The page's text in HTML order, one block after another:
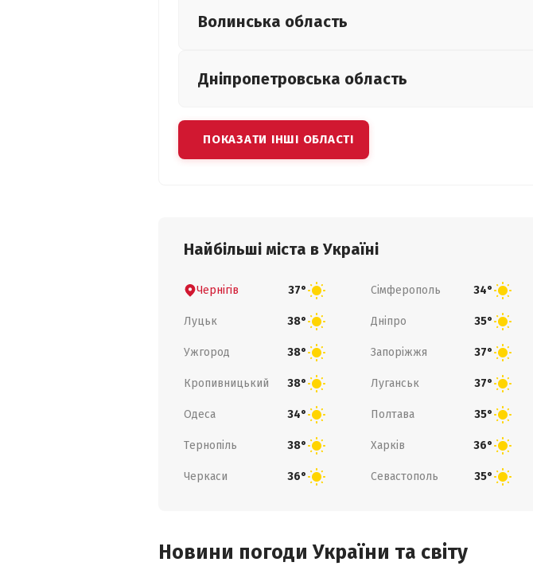
Волинська область
Дніпропетровська область
ПОКАЗАТИ ІНШІ ОБЛАСТІ
Найбільші міста в Україні
Чернігів 37° Сімферополь 34°
Луцьк 38° Дніпро 35°
Ужгород 38° Запоріжжя 37°
Кропивницький 38° Луганськ 37°
Одеса 34° Полтава 35°
Тернопіль 38° Харків 36°
Черкаси 36° Севастополь 35°
Новини погоди України та світу